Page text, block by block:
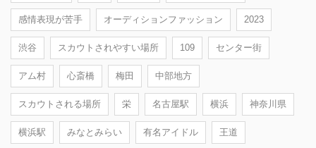
感情表現が苦手 オーディションファッション 2023
渋谷 スカウトされやすい場所 109 センター街
アム村 心斎橋 梅田 中部地方
スカウトされる場所 栄 名古屋駅 横浜 神奈川県
横浜駅 みなとみらい 有名アイドル 王道